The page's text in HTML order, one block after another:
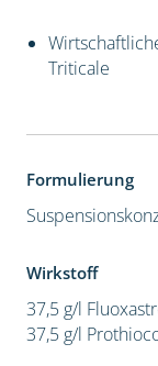
Triticale
Formulierung
Wirkstoff
37,5 g/l
37,5 g/l